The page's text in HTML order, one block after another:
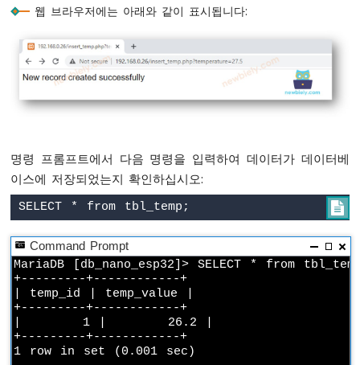
노
ESP32
서
아
두
이
노
노
ESP32
-
MG996R
아
두
이
웹 브라우저에는 아래와 같이 표시됩니다:
명령 프롬프트에서 다음 명령을 입력하여 데이터가 데이터베
이스에 저장되었는지 확인하십시오:

Command Prompt
MariaDB [db_nano_esp32]> SELECT * from
+---------+------------+
| temp_id | temp_value |
+---------+------------+
|       1 |       26.2 |
+---------+------------+
1 row in set (0.001 sec)